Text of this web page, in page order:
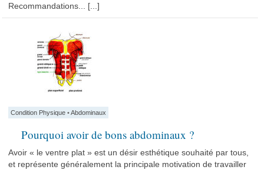
Recommandations... [...]
Condition Physique •Abdominaux
Pourquoi avoir de bons abdominaux ?
Avoir « le ventre plat » est un désir esthétique souhaité par tous,
et représente généralement la principale motivation de travailler